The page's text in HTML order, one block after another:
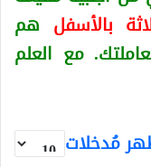
بالأسفل هم
مع العلم
مُدخلات